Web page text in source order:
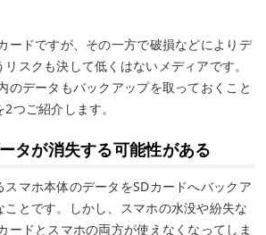
ードですが、その一方で破損などによりデ
スクも決して低くはないメディアです。
のデータもバックアップを取っておくこと
つご紹介します。
タが消失する可能性がある
マホ本体のデータをSDカードへバックア
ことです。しかし、スマホの水没や紛失な
ードとスマホの両方が使えなくなってしま